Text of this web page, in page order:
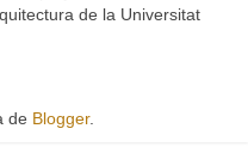
de la Universitat
de Blogger.